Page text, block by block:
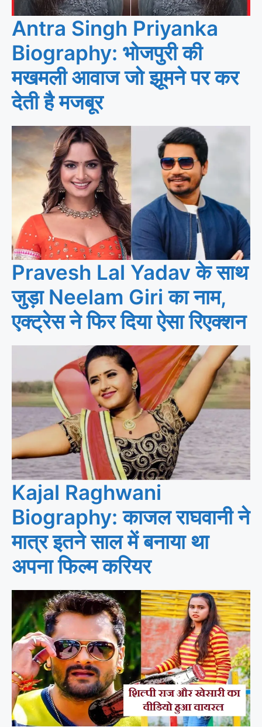
Antra Singh Priyanka
Biography: भोजपुरी की
मखमली आवाज जो झूमने पर कर
देती है मजबूर
Pravesh Lal Yadav के साथ
जुड़ा Neelam Giri का नाम,
एक्ट्रेस ने फिर दिया ऐसा रिएक्शन
Kajal Raghwani
Biography: काजल राघवानी ने
मात्र इतने साल में बनाया था
अपना फिल्म करियर